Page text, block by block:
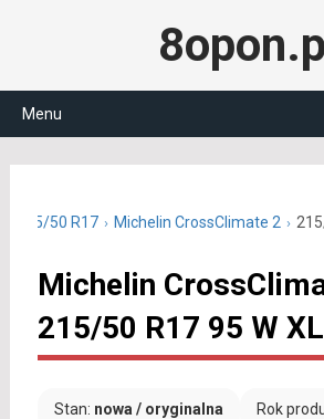
8opon.pl
Menu
215/50 R17 Michelin CrossClimate 2
Michelin
215/50 R17 95 W
Stan: nowa / oryginalna Rok